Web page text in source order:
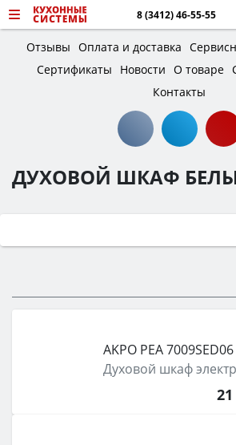
8 (3412) 46-55-55
Отзывы Оплата и доставка
Сертификаты
Новости О товаре
Контакты
ДУХОВОЙ ШКАФ
AKPO PEA
Духовой шкаф